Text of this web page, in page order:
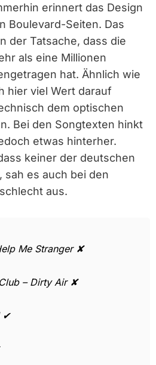
erinnert das Design
Boulevard-Seiten. Das
der Tatsache, dass die
als eine Millionen
hat. Ähnlich wie
hier viel Wert darauf
dem optischen
Bei den Songtexten hinkt
etwas hinterher.
keiner der deutschen
sah es auch bei den
aus.
Me Stranger ✘
– Dirty Air ✘
✔